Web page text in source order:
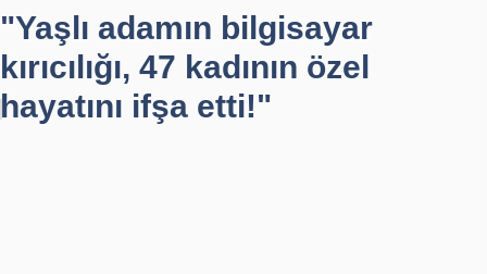
"Yaşlı adamın bilgisayar
kırıcılığı, 47 kadının özel
hayatını ifşa etti!"